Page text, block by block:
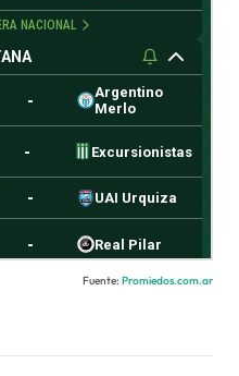
Fuente: Promiedos.com.ar